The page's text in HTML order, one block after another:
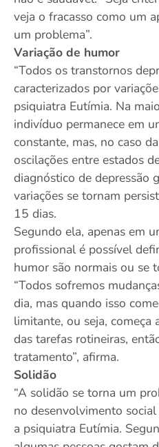
veja o fracasso como um
um problema”.
Variação de humor
“Todos os transtornos
caracterizados por
psiquiatra Eutímia. Na
indivíduo permanece em
constante, mas, no caso
oscilações entre estados
diagnóstico de depressão
variações se tornam
15 dias.
Segundo ela, apenas em
profissional é possível
humor são normais ou se
“Todos sofremos
dia, mas quando isso
limitante, ou seja, começa
das tarefas rotineiras,
tratamento”, afirma.
Solidão
“A solidão se torna um
no desenvolvimento
a psiquiatra Eutímia.